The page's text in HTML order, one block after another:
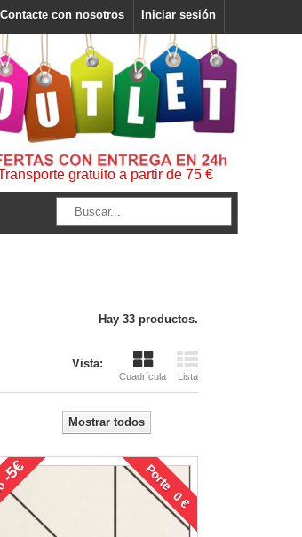
Iniciar sesión
Contacte con nosotros
gratuito a partir de 75 €
Hay 33 productos.
Vista:
Cuadrícula Lista
Mostrar todos
Porte 0 €